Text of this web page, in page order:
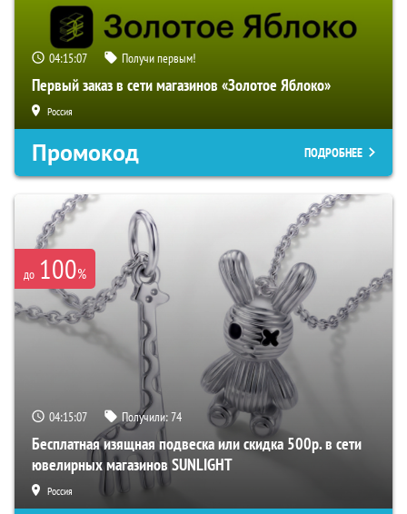
04:15:06 Получи первым!
Первый заказ в сети магазинов «Золотое Яблоко»
Россия
Промокод ПОДРОБНЕЕ
до 100%
04:15:06 Получили:74
Бесплатная изящная подвеска или скидка 500р. в сети
ювелирных магазинов SUNLIGHT
Россия